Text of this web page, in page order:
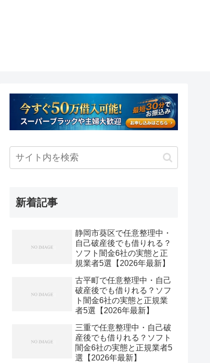
新着記事
静岡市葵区で任意整理中・
自己破産後でも借りれる？
ソフト闇金6社の実態と正
規業者5選【2026年最新】
古平町で任意整理中・自己
破産後でも借りれる？ソフ
ト闇金6社の実態と正規業
者5選【2026年最新】
三重で任意整理中・自己破
産後でも借りれる？ソフト
闇金6社の実態と正規業者5
選【2026年最新】